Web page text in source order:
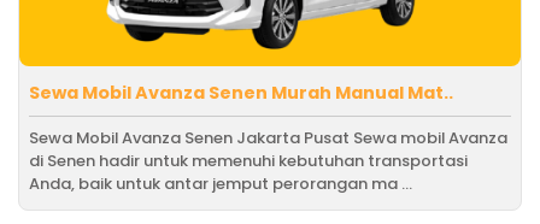
Sewa Mobil Avanza Senen Murah Manual Mat..
Sewa Mobil Avanza Senen Jakarta Pusat Sewa mobil Avanza
di Senen hadir untuk memenuhi kebutuhan transportasi
Anda, baik untuk antar jemput perorangan ma ...